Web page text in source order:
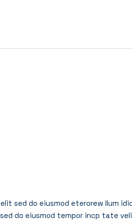
sed do eiusmod eterorew llum
do eiusmod tempor incp tate